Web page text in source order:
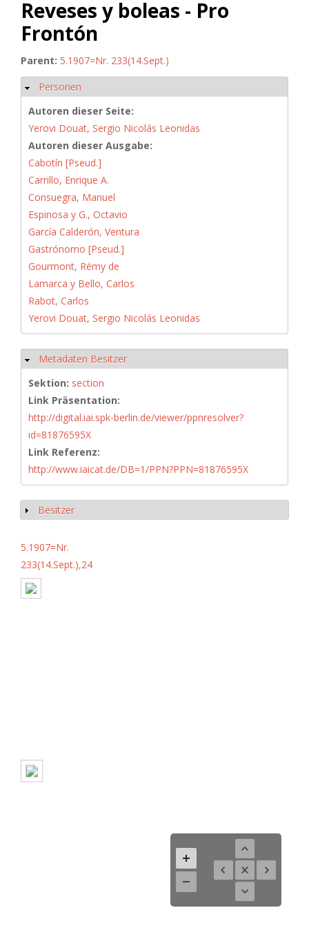
Reveses y boleas - Pro
Frontón
Parent: 5.1907=Nr. 233(14.Sept.)
Ausblenden
Personen
Autoren dieser Seite:
Yerovi Douat, Sergio Nicolás Leonidas
Autoren dieser Ausgabe:
Cabotín [Pseud.]
Carrillo, Enrique A.
Consuegra, Manuel
Espinosa y G., Octavio
García Calderón, Ventura
Gastrónomo [Pseud.]
Gourmont, Rémy de
Lamarca y Bello, Carlos
Rabot, Carlos
Yerovi Douat, Sergio Nicolás Leonidas
Ausblenden
Metadaten Besitzer
Sektion: section
Link Präsentation:
http://digital.iai.spk-berlin.de/viewer/ppnresolver?
id=81876595X
Link Referenz:
http://www.iaicat.de/DB=1/PPN?PPN=81876595X
Anzeigen
Besitzer
5.1907=Nr.
233(14.Sept.),24